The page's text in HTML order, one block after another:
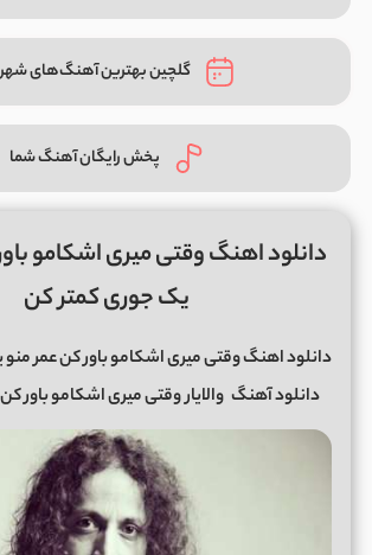
گلچین بهترین آهنگ‌های
پخش رایگان آهنگ شما
دانلود اهنگ وقتی میری اشکامو
یک جوری کمتر کن
دانلود اهنگ وقتی میری اشکامو باور کن عمر
دانلود آهنگ والایاروقتی میری اشکامو باور